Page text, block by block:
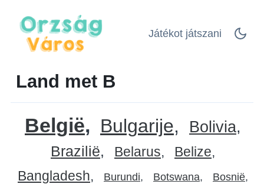
Játékot játszani
Land met B
België Bulgarije Bolivia
Brazilië Belarus
Belize
Bangladesh
Burundi Botswana Bosnië